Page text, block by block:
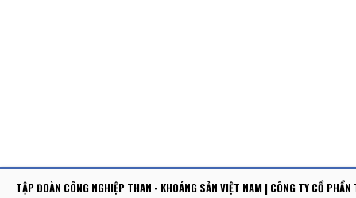
TẬP ĐOÀN CÔNG NGHIỆP THAN - KHOÁNG SẢN VIỆT NAM | CÔNG TY CỔ